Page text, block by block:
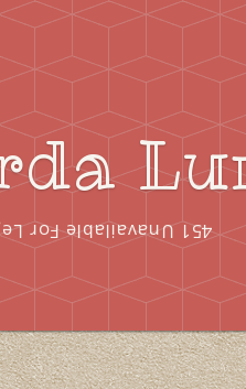
For Legal Reasons